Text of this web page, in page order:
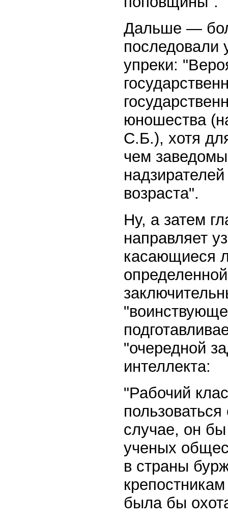
Дальше —
последовали
упреки:
юношества
С.Б.), хотя
чем
возраста".
Ну, а затем
направляет
касающиеся
"очередной
интеллекта:
"Рабочий
случае, он
ученых
в страны
была бы